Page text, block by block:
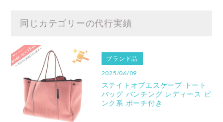
同じカテゴリーの代行実績
ブランド品
2025/06/09
ステイトオブエスケープ トート
バッグ パンチング レディース ピ
ンク系 ポーチ付き